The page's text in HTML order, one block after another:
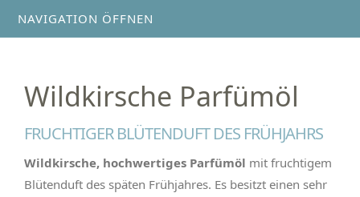
NAVIGATION ÖFFNEN
Wildkirsche Parfümöl
FRUCHTIGER BLÜTENDUFT DES FRÜHJAHRS
Wildkirsche, hochwertiges Parfümöl mit fruchtigem
Blütenduft des späten Frühjahres. Es besitzt einen sehr